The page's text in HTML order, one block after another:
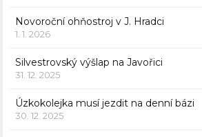
Novoroční ohňostroj v J. Hradci
1. 1. 2026
Silvestrovský výšlap na Javořici
31. 12. 2025
Úzkokolejka musí jezdit na denní bázi
30. 12. 2025